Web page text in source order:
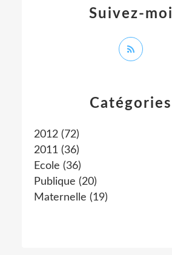
Catégories
2012 (72)
2011 (36)
Ecole (36)
Publique (20)
Maternelle (19)
Suivez-moi